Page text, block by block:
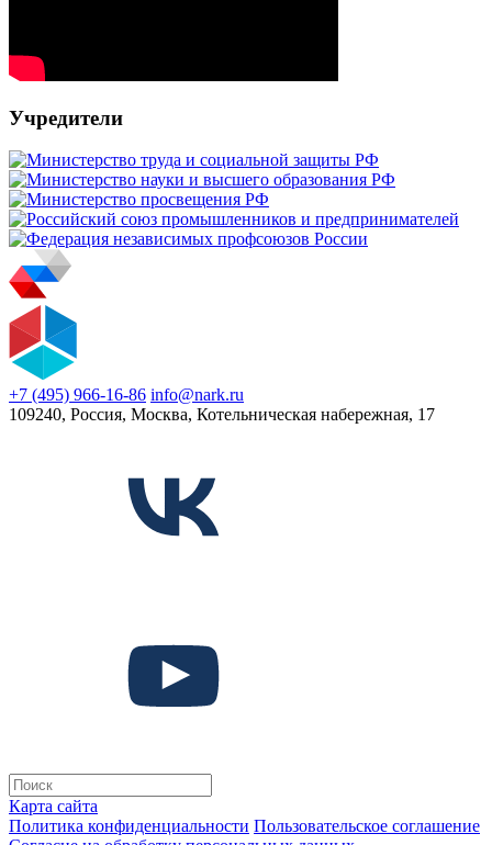
Учредители
+7 (495) 966-16-86 info@nark.ru
109240, Россия, Москва, Котельническая набережная, 17
Карта сайта
Политика конфиденциальности Пользовательское соглашение